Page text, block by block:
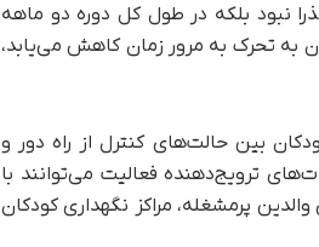
نبود بلکه در طول کل دوره دو ماهه
به تحرک به مرور زمان کاهش می‌یابد،
بین حالت‌های کنترل از راه دور و
ترویج‌دهنده فعالیت می‌توانند با
پرمشغله، مراکز نگهداری کودکان